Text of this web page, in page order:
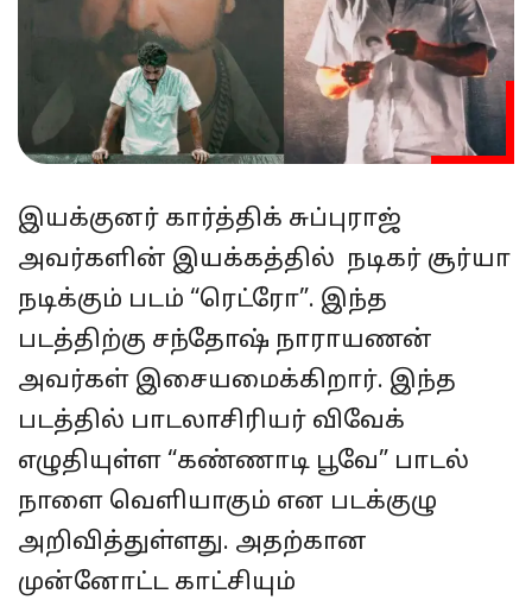
இயக்குனர் கார்த்திக் சுப்புராஜ்
அவர்களின் இயக்கத்தில் நடிகர் சூர்யா
நடிக்கும் படம் “ரெட்ரோ”. இந்த
படத்திற்கு சந்தோஷ் நாராயணன்
அவர்கள் இசையமைக்கிறார். இந்த
படத்தில் பாடலாசிரியர் விவேக்
எழுதியுள்ள “கண்ணாடி பூவே” பாடல்
நாளை வெளியாகும் என படக்குழு
அறிவித்துள்ளது. அதற்கான
முன்னோட்ட காட்சியும்